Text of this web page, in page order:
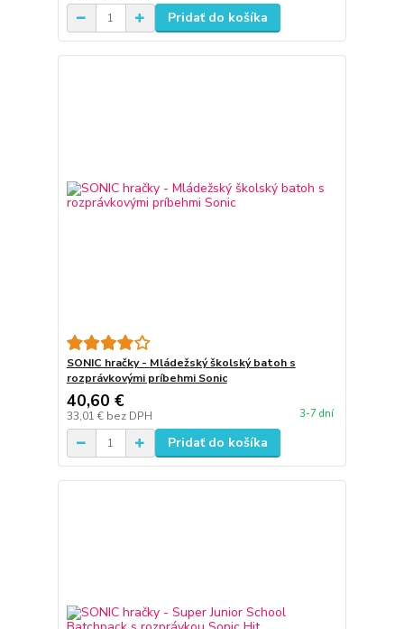
Pridať do košíka
SONIC hračky - Mládežský školský batoh s
rozprávkovými príbehmi Sonic
40,60 €
33,01 € bez DPH 3-7 dní
Pridať do košíka